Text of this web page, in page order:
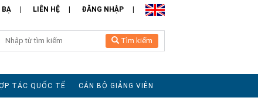
BẠ LIÊN HỆ ĐĂNG NHẬP
Tìm kiếm
TÁC QUỐC TẾ CÁN BỘ GIẢNG VIÊN